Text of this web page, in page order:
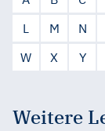
L
M N
W
X Y
Weitere